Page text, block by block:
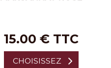
15.00 € TTC
CHOISISSEZ